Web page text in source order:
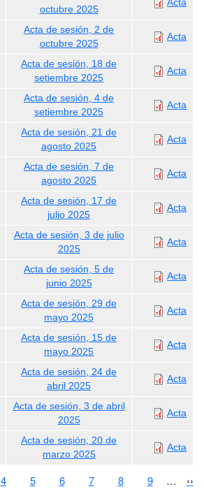
octubre 2025
Acta
Acta de sesión, 2 de
octubre 2025
Acta
Acta de sesión, 18 de
setiembre 2025
Acta
Acta de sesión, 4 de
setiembre 2025
Acta
Acta de sesión, 21 de
agosto 2025
Acta
Acta de sesión, 7 de
agosto 2025
Acta
Acta de sesión, 17 de
julio 2025
Acta
Acta de sesión, 3 de julio
2025
Acta
Acta de sesión, 5 de
junio 2025
Acta
Acta de sesión, 29 de
mayo 2025
Acta
Acta de sesión, 15 de
mayo 2025
Acta
Acta de sesión, 24 de
abril 2025
Acta
Acta de sesión, 3 de abril
2025
Acta
Acta de sesión, 20 de
marzo 2025
Acta
Page
4 Page
5 Page
6 Page
7 Page
8 Page
9 …
››